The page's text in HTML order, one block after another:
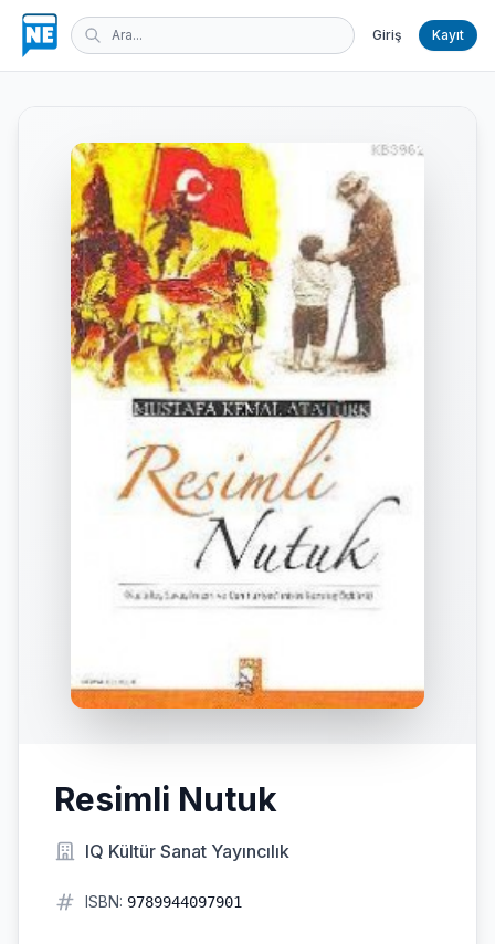
Giriş Kayıt
Resimli Nutuk
IQ Kültür Sanat Yayıncılık
ISBN: 9789944097901